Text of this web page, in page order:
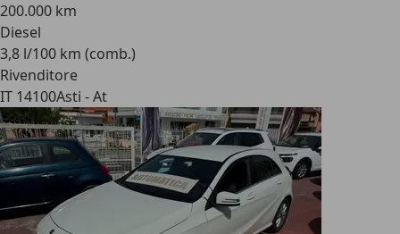
200.000 km
Diesel
3,8 l/100 km (comb.)
Rivenditore
IT 14100Asti - At